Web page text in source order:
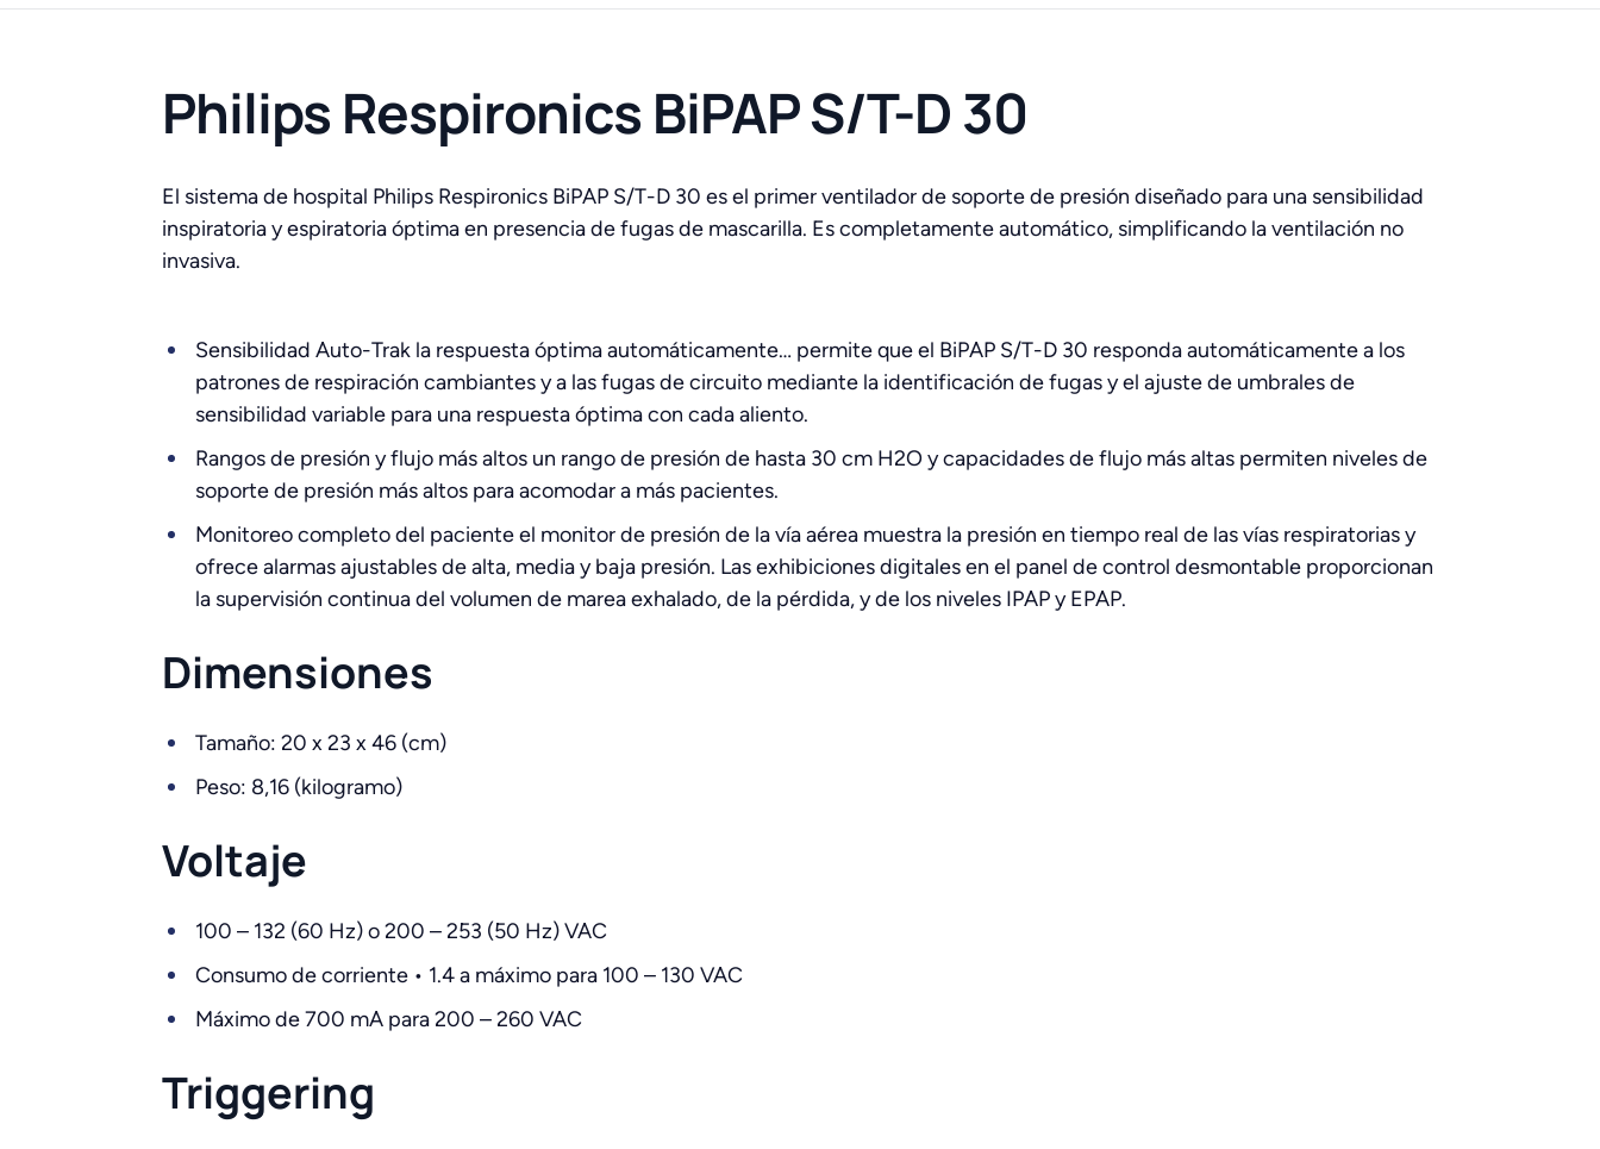
Philips Respironics BiPAP S/T-D 30
El sistema de hospital Philips Respironics BiPAP S/T-D 30 es el primer ventilador de soporte de presión diseñado para una sensibilidad
inspiratoria y espiratoria óptima en presencia de fugas de mascarilla. Es completamente automático, simplificando la ventilación no
invasiva.
Sensibilidad Auto-Trak la respuesta óptima automáticamente… permite que el BiPAP S/T-D 30 responda automáticamente a los
patrones de respiración cambiantes y a las fugas de circuito mediante la identificación de fugas y el ajuste de umbrales de
sensibilidad variable para una respuesta óptima con cada aliento.
Rangos de presión y flujo más altos un rango de presión de hasta 30 cm H2O y capacidades de flujo más altas permiten niveles de
soporte de presión más altos para acomodar a más pacientes.
Monitoreo completo del paciente el monitor de presión de la vía aérea muestra la presión en tiempo real de las vías respiratorias y
ofrece alarmas ajustables de alta, media y baja presión. Las exhibiciones digitales en el panel de control desmontable proporcionan
la supervisión continua del volumen de marea exhalado, de la pérdida, y de los niveles IPAP y EPAP.
Dimensiones
Tamaño: 20 x 23 x 46 (cm)
Peso: 8,16 (kilogramo)
Voltaje
100 – 132 (60 Hz) o 200 – 253 (50 Hz) VAC
Consumo de corriente • 1.4 a máximo para 100 – 130 VAC
Máximo de 700 mA para 200 – 260 VAC
Triggering